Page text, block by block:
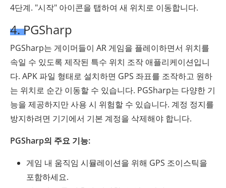
4단계. "시작" 아이콘을 탭하여 새 위치로 이동합니다.
4. PGSharp
PGSharp는 게이머들이 AR 게임을 플레이하면서 위치를
속일 수 있도록 제작된 특수 위치 조작 애플리케이션입니
다. APK 파일 형태로 설치하면 GPS 좌표를 조작하고 원하
는 위치로 순간 이동할 수 있습니다. PGSharp는 다양한 기
능을 제공하지만 사용 시 위험할 수 있습니다. 계정 정지를
방지하려면 기기에서 기본 계정을 삭제해야 합니다.
PGSharp의 주요 기능:
게임 내 움직임 시뮬레이션을 위해 GPS 조이스틱을
포함하세요.